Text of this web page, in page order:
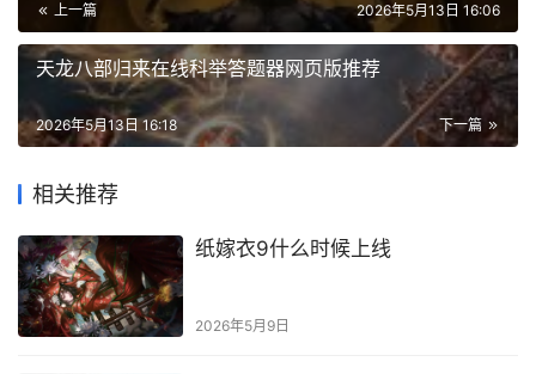
上一篇 2026年5月13日 16:06
天龙八部归来在线科举答题器网页版推荐
下一篇
2026年5月13日 16:18
相关推荐
纸嫁衣9什么时候上线
2026年5月9日